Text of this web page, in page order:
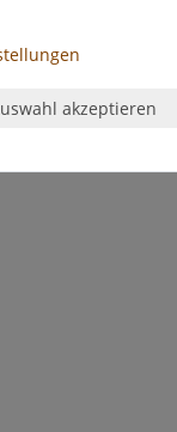
akzeptieren